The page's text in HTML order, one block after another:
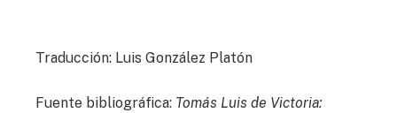
Traducción: Luis González Platón
Fuente bibliográfica: Tomás Luis de Victoria: